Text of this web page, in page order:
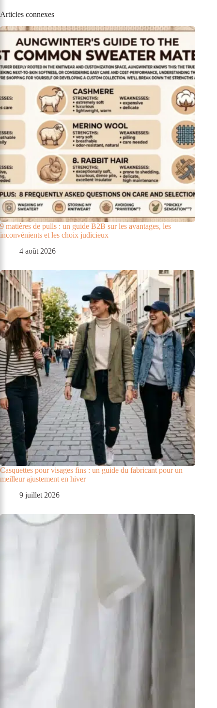
Articles connexes
9 matières de pulls : un guide B2B sur les avantages, les
inconvénients et les choix judicieux
4 août 2026
Casquettes pour visages fins : un guide du fabricant pour un
meilleur ajustement en hiver
9 juillet 2026